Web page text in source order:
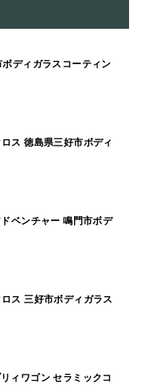
ディガラスコーティン
ス 徳島県三好市ボディ
ベンチャー 鳴門市ボデ
ス 三好市ボディガラス
ィワゴン セラミックコ